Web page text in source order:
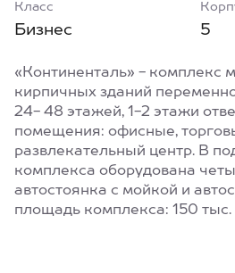
Класс
Бизнес 5
«Континенталь» - комплекс
кирпичных зданий
24- 48 этажей, 1-2 этажи
помещения: офисные,
развлекательный центр. В
комплекса оборудована
автостоянка с мойкой и
площадь комплекса: 150 тыс.